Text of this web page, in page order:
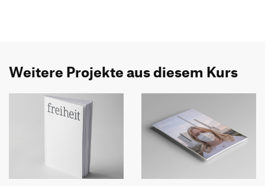
Weitere Projekte aus diesem Kurs